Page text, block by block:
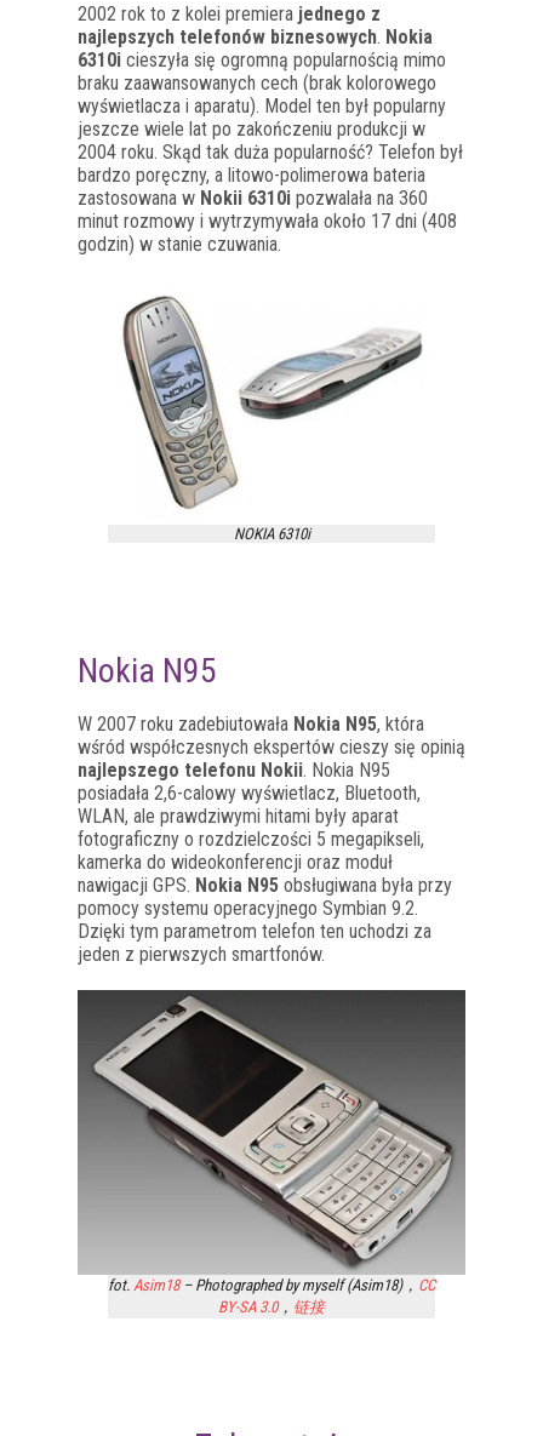
2002 rok to z kolei premiera jednego z
najlepszych telefonów biznesowych. Nokia
6310i cieszyła się ogromną popularnością mimo
braku zaawansowanych cech (brak kolorowego
wyświetlacza i aparatu). Model ten był popularny
jeszcze wiele lat po zakończeniu produkcji w
2004 roku. Skąd tak duża popularność? Telefon był
bardzo poręczny, a litowo-polimerowa bateria
zastosowana w Nokii 6310i pozwalała na 360
minut rozmowy i wytrzymywała około 17 dni (408
godzin) w stanie czuwania.
NOKIA 6310i
Nokia N95
W 2007 roku zadebiutowała Nokia N95, która
wśród współczesnych ekspertów cieszy się opinią
najlepszego telefonu Nokii. Nokia N95
posiadała 2,6-calowy wyświetlacz, Bluetooth,
WLAN, ale prawdziwymi hitami były aparat
fotograficzny o rozdzielczości 5 megapikseli,
kamerka do wideokonferencji oraz moduł
nawigacji GPS. Nokia N95 obsługiwana była przy
pomocy systemu operacyjnego Symbian 9.2.
Dzięki tym parametrom telefon ten uchodzi za
jeden z pierwszych smartfonów.
fot. Asim18– Photographed by myself (Asim18)， CC
BY-SA 3.0， 链接